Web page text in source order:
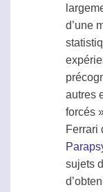
d’une
autres
forcés
Ferrari
sujets